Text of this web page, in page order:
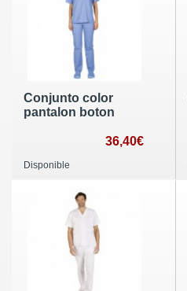
Conjunto color
pantalon boton
36,40€
Disponible